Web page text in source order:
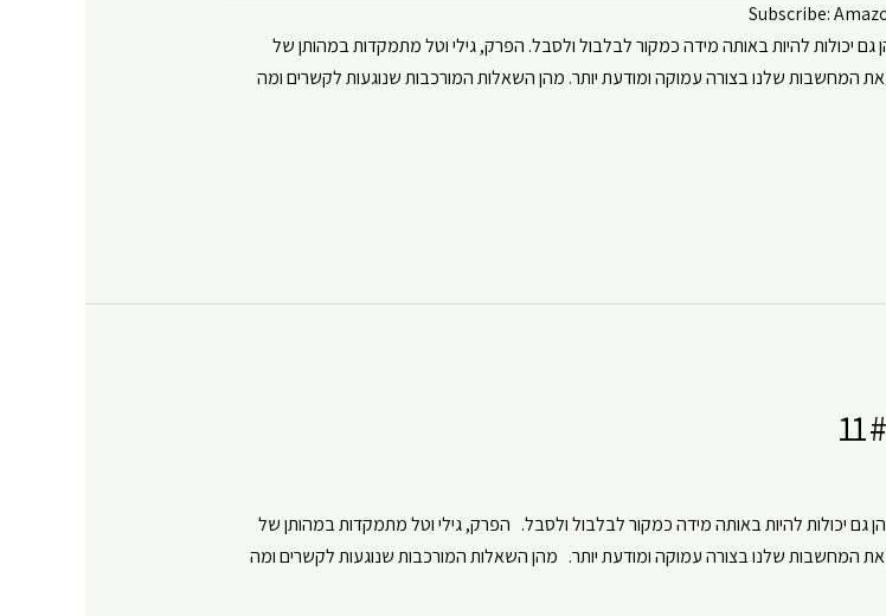
CastBox
YouTube
Subscribe:
יכולות להיות באותה מידה כמקור לבלבול ולסבל. הפרק, גילי וטל מתמקדות במהותן של
המחשבות שלנו בצורה עמוקה ומודעת יותר. מהן השאלות המורכבות שנוגעות לקשרים ומה
יכולות להיות באותה מידה כמקור לבלבול ולסבל. הפרק, גילי וטל מתמקדות במהותן של
המחשבות שלנו בצורה עמוקה ומודעת יותר. מהן השאלות המורכבות שנוגעות לקשרים ומה